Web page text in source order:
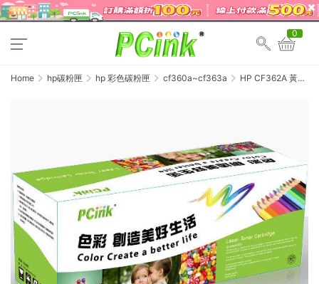
0
Home hp碳粉匣 hp 彩色碳粉匣 cf360a~cf363a
HP CF362A 黃色